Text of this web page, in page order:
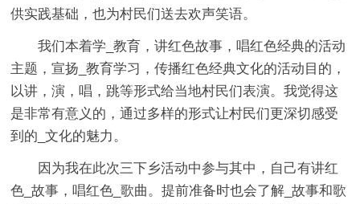
供实践基础，也为村民们送去欢声笑语。
我们本着学_教育，讲红色故事，唱红色经典的活动
主题，宣扬_教育学习，传播红色经典文化的活动目的，
以讲，演，唱，跳等形式给当地村民们表演。我觉得这
是非常有意义的，通过多样的形式让村民们更深切感受
到的_文化的魅力。
因为我在此次三下乡活动中参与其中，自己有讲红
色_故事，唱红色_歌曲。提前准备时也会了解_故事和歌